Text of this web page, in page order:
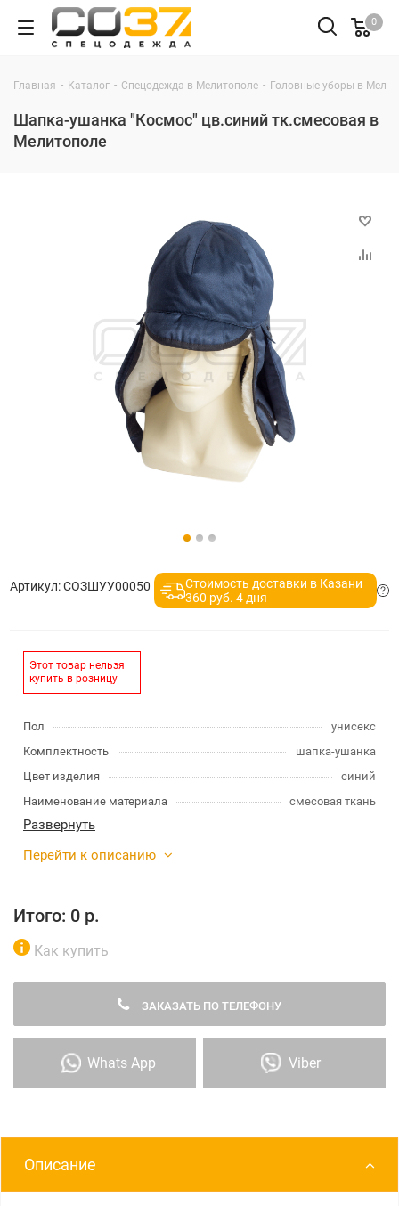
0
Главная - Каталог - Спецодежда в Мелитополе - Головные уборы в
Шапка-ушанка "Космос" цв.синий тк.смесовая в
Мелитополе
Артикул:СОЗШУУ00050
Стоимость доставки в Казани
360 руб. 4 дня
Этот товар нельзя
купить в розницу
Пол
унисекс
Комплектность
шапка-ушанка
Цвет изделия
синий
Наименование материала
смесовая ткань
Развернуть
Перейти к описанию
Итого: 0 р.
Как купить
ЗАКАЗАТЬ ПО ТЕЛЕФОНУ
Whats App Viber
Описание